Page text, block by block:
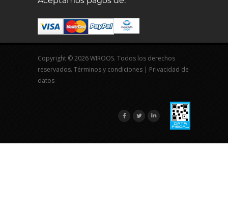
Copyright © 2026 WIROOS. Todos los derechos
reservados. Términos y condiciones | Privacidad de
datos